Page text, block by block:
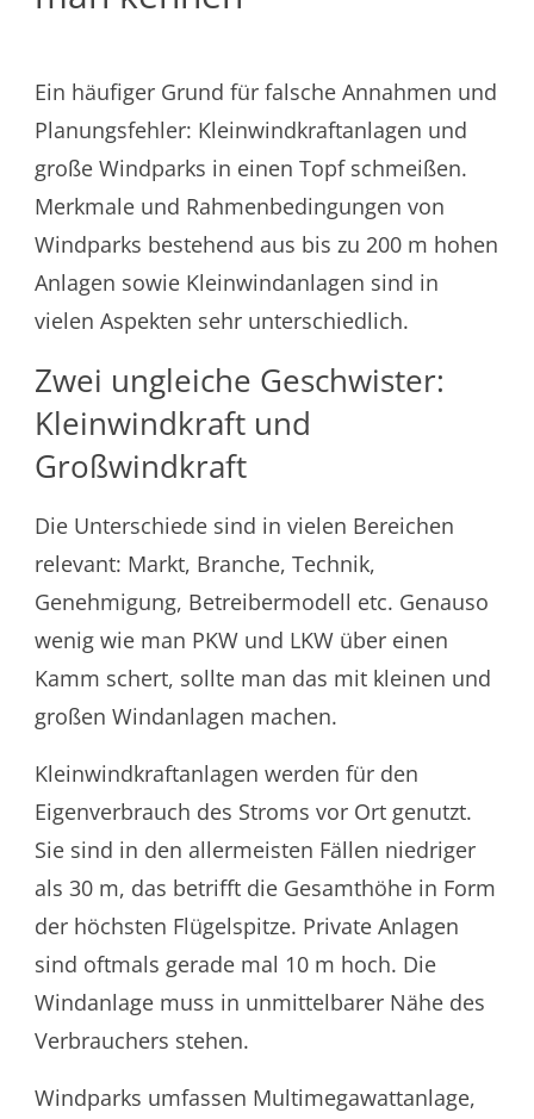
Ein häufiger Grund für falsche Annahmen und
Planungsfehler: Kleinwindkraftanlagen und
große Windparks in einen Topf schmeißen.
Merkmale und Rahmenbedingungen von
Windparks bestehend aus bis zu 200 m hohen
Anlagen sowie Kleinwindanlagen sind in
vielen Aspekten sehr unterschiedlich.
Zwei ungleiche Geschwister:
Kleinwindkraft und
Großwindkraft
Die Unterschiede sind in vielen Bereichen
relevant: Markt, Branche, Technik,
Genehmigung, Betreibermodell etc. Genauso
wenig wie man PKW und LKW über einen
Kamm schert, sollte man das mit kleinen und
großen Windanlagen machen.
Kleinwindkraftanlagen werden für den
Eigenverbrauch des Stroms vor Ort genutzt.
Sie sind in den allermeisten Fällen niedriger
als 30 m, das betrifft die Gesamthöhe in Form
der höchsten Flügelspitze. Private Anlagen
sind oftmals gerade mal 10 m hoch. Die
Windanlage muss in unmittelbarer Nähe des
Verbrauchers stehen.
Windparks umfassen Multimegawattanlage,